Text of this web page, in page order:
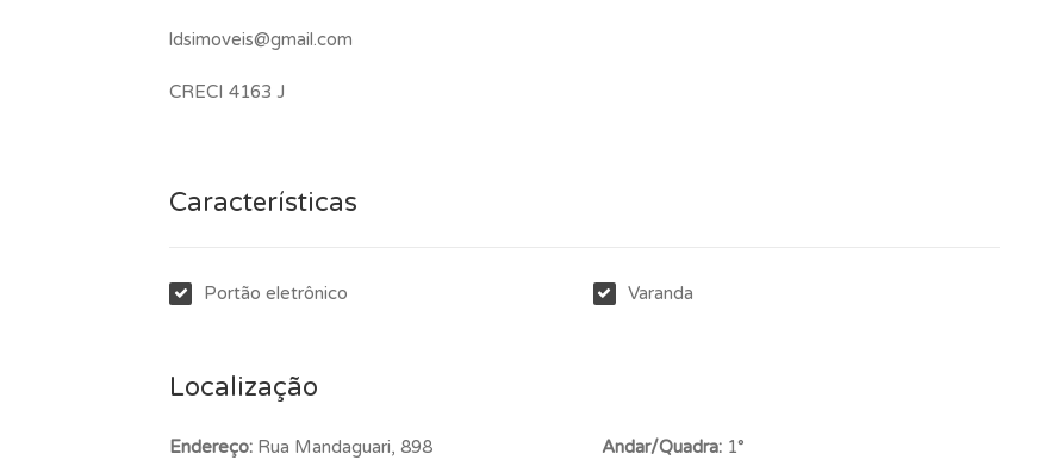
ldsimoveis@gmail.com
CRECI 4163 J
Características
Portão eletrônico Varanda
Localização
Endereço: Rua Mandaguari, 898
Andar/Quadra: 1°